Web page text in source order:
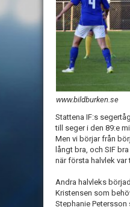
www.bildburken.se
Stattena IF:s
till seger i den 89:e
Men vi börjar från
långt bra, och SIF
när första halvlek var
Andra halvleks
Kristensen som
Stephanie